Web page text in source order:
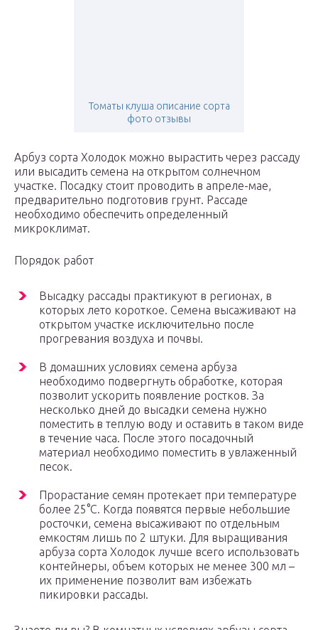
Томаты клуша описание сорта
фото отзывы
Арбуз сорта Холодок можно вырастить через рассаду
или высадить семена на открытом солнечном
участке. Посадку стоит проводить в апреле-мае,
предварительно подготовив грунт. Рассаде
необходимо обеспечить определенный
микроклимат.
Порядок работ
Высадку рассады практикуют в регионах, в
которых лето короткое. Семена высаживают на
открытом участке исключительно после
прогревания воздуха и почвы.
В домашних условиях семена арбуза
необходимо подвергнуть обработке, которая
позволит ускорить появление ростков. За
несколько дней до высадки семена нужно
поместить в теплую воду и оставить в таком виде
в течение часа. После этого посадочный
материал необходимо поместить в увлаженный
песок.
Прорастание семян протекает при температуре
более 25°С. Когда появятся первые небольшие
росточки, семена высаживают по отдельным
емкостям лишь по 2 штуки. Для выращивания
арбуза сорта Холодок лучше всего использовать
контейнеры, объем которых не менее 300 мл –
их применение позволит вам избежать
пикировки рассады.